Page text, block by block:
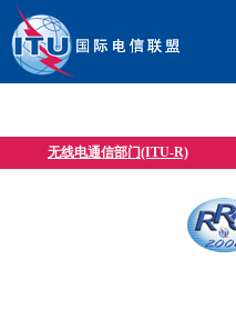
无线电通信部门(ITU-R)